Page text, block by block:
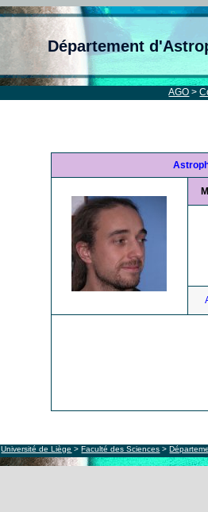
Département
AGO >
Université de Liège >Faculté des Sciences >